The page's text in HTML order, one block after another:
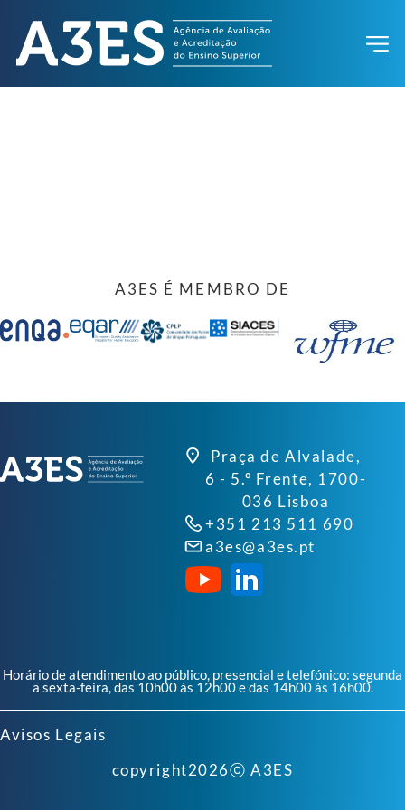
A3ES É MEMBRO DE
Praça de Alvalade,
6 - 5.º Frente, 1700-
036 Lisboa
+351 213 511 690
a3es@a3es.pt
Horário de atendimento ao público, presencial e telefónico: segunda
a sexta-feira, das 10h00 às 12h00 e das 14h00 às 16h00.
Avisos Legais
copyright2026ⓒ A3ES